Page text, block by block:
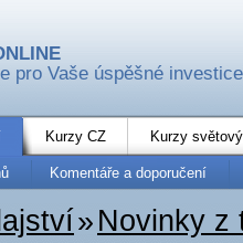
pro Vaše úspěšné investice
Kurzy CZ Kurzy
Komentáře a doporučení
» Novinky z